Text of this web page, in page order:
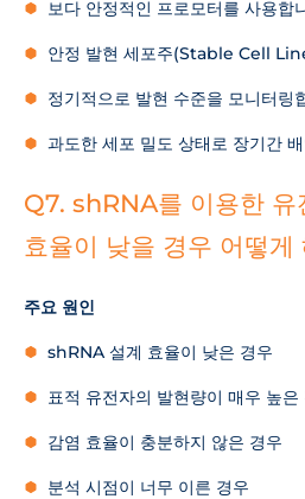
보다 안정적인 프로모터를 사용합
안정 발현 세포주(Stable Cell
정기적으로 발현 수준을 모니터링
과도한 세포 밀도 상태로 장기간
Q7. shRNA를 이용한
효율이 낮을 경우 어떻게
주요 원인
shRNA 설계 효율이 낮은 경우
표적 유전자의 발현량이 매우 높은
감염 효율이 충분하지 않은 경우
분석 시점이 너무 이른 경우